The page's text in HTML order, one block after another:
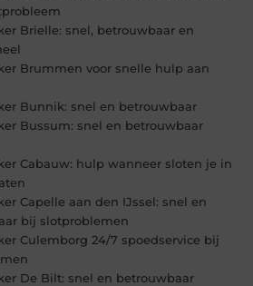
Brielle: snel, betrouwbaar en
Brummen voor snelle hulp aan
Bunnik: snel en betrouwbaar
Bussum: snel en betrouwbaar
Cabauw: hulp wanneer sloten je in
Capelle aan den IJssel: snel en
bij slotproblemen
Culemborg 24/7 spoedservice bij
De Bilt: snel en betrouwbaar